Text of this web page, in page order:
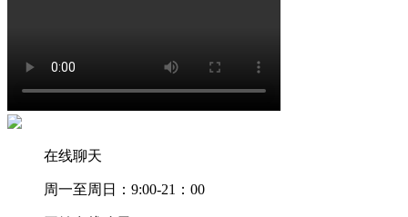
在线聊天
周一至周日：9:00-21：00